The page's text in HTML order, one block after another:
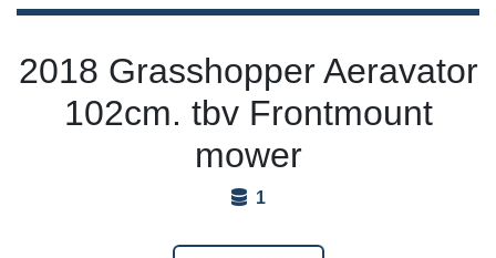
2018 Grasshopper Aeravator
102cm. tbv Frontmount
mower
1